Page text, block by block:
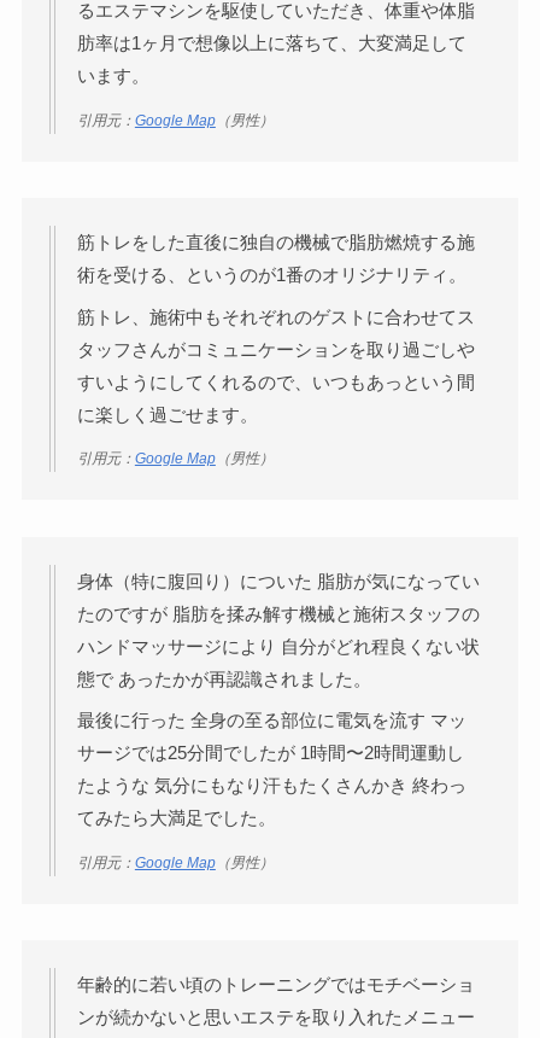
るエステマシンを駆使していただき、体重や体脂
肪率は1ヶ月で想像以上に落ちて、大変満足して
います。
引用元： Google Map（男性）
筋トレをした直後に独自の機械で脂肪燃焼する施
術を受ける、というのが1番のオリジナリティ。
筋トレ、施術中もそれぞれのゲストに合わせてス
タッフさんがコミュニケーションを取り過ごしや
すいようにしてくれるので、いつもあっという間
に楽しく過ごせます。
引用元： Google Map（男性）
身体（特に腹回り）についた 脂肪が気になってい
たのですが 脂肪を揉み解す機械と施術スタッフの
ハンドマッサージにより 自分がどれ程良くない状
態で あったかが再認識されました。
最後に行った 全身の至る部位に電気を流す マッ
サージでは25分間でしたが 1時間〜2時間運動し
たような 気分にもなり汗もたくさんかき 終わっ
てみたら大満足でした。
引用元： Google Map（男性）
年齢的に若い頃のトレーニングではモチベーショ
ンが続かないと思いエステを取り入れたメニュー